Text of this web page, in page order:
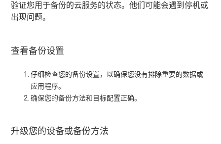
验证您用于备份的云服务的状态。他们可能会遇到停机或
出现问题。
查看备份设置
仔细检查您的备份设置，以确保您没有排除重要的数据或
应用程序。
确保您的备份方法和目标配置正确。
升级您的设备或备份方法